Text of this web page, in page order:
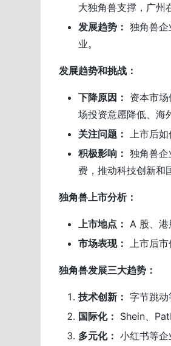
大独角兽支撑，广州
发展趋势： 独角兽
业。
发展趋势和挑战：
下降原因： 资本市
场投资意愿降低、海
关注问题： 上市后如
积极影响： 独角兽
费，推动科技创新和
独角兽上市分析：
上市地点： A 股、港
市场表现： 上市后市
独角兽发展三大趋势：
技术创新： 字节跳动
国际化： Shein、
多元化： 小红书等企